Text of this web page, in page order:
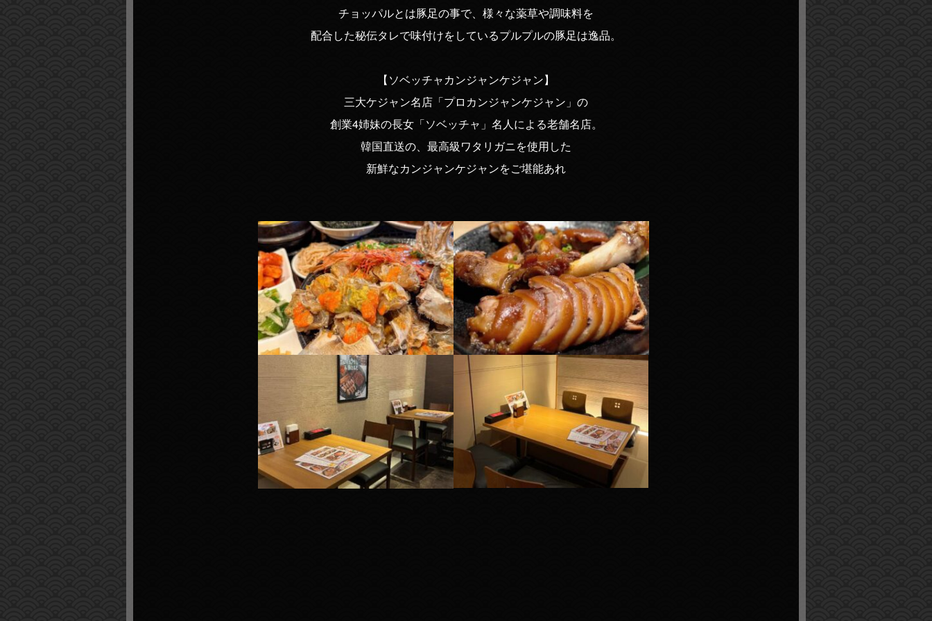
チョッパルとは豚足の事で、様々な薬草や調味料を
配合した秘伝タレで味付けをしているプルプルの豚足は逸品。
【ソベッチャカンジャンケジャン】
三大ケジャン名店「プロカンジャンケジャン」の
創業4姉妹の長女「ソベッチャ」名人による老舗名店。
韓国直送の、最高級ワタリガニを使用した
新鮮なカンジャンケジャンをご堪能あれ